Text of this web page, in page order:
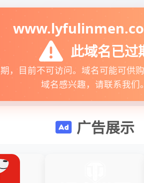
此域名已过
，目前不可访问。域名可能可供
域名感兴趣，请联系我们
广告展示